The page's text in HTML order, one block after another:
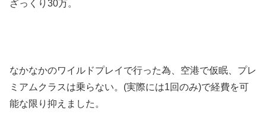
ざっくり30万。
なかなかのワイルドプレイで行った為、空港で仮眠、プレ
ミアムクラスは乗らない。(実際には1回のみ)で経費を可
能な限り抑えました。